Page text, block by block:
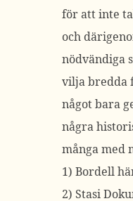
för att inte
och
nödvändiga
vilja bredda
något bara
några
många med
1) Bordell
2) Stasi